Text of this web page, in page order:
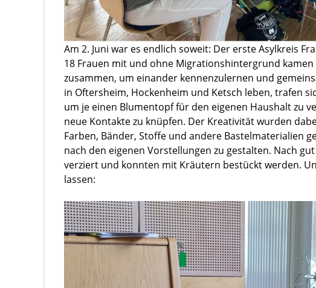
Am 2. Juni war es endlich soweit: Der erste Asylkreis
18 Frauen mit und ohne Migrationshintergrund
zusammen, um einander kennenzulernen und
in Oftersheim, Hockenheim und Ketsch leben, trafen
um je einen Blumentopf für den eigenen Haushalt zu
neue Kontakte zu knüpfen. Der Kreativität wurden
Farben, Bänder, Stoffe und andere Bastelmaterialien
nach den eigenen Vorstellungen zu gestalten. Nach
verziert und konnten mit Kräutern bestückt werden.
lassen: